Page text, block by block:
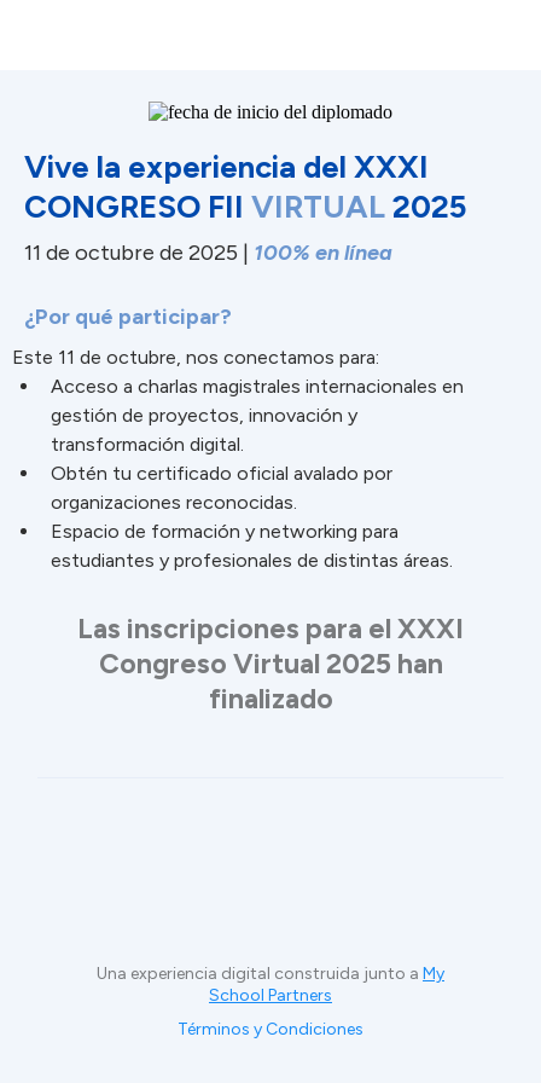
Vive la experiencia del XXXI
CONGRESO FII VIRTUAL2025
11 de octubre de 2025 | 100% en línea
¿Por qué participar?
Este 11 de octubre, nos conectamos para:
Acceso a charlas magistrales internacionales en
gestión de proyectos, innovación y
transformación digital.
Obtén tu certificado oficial avalado por
organizaciones reconocidas.
Espacio de formación y networking para
estudiantes y profesionales de distintas áreas.
Las inscripciones para el XXXI
Congreso Virtual 2025 han
finalizado
Una experiencia digital construida junto a My
School Partners
Términos y Condiciones